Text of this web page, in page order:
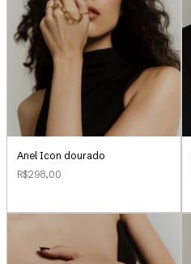
Anel Icon dourado
R$298,00